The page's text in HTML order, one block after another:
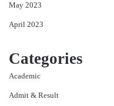
May 2023
April 2023
Categories
Academic
Admit & Result